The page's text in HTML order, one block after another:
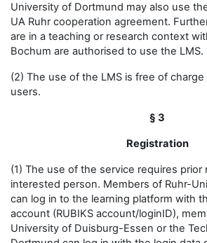
University of Dortmund may also use
UA Ruhr cooperation agreement.
are in a teaching or research context
Bochum are authorised to use the LMS.
(2) The use of the LMS is free of
users.
§ 3
Registration
(1) The use of the service requires prior
interested person. Members of Ruhr-
can log in to the learning platform with
account (RUBIKS account/loginID),
University of Duisburg-Essen or the